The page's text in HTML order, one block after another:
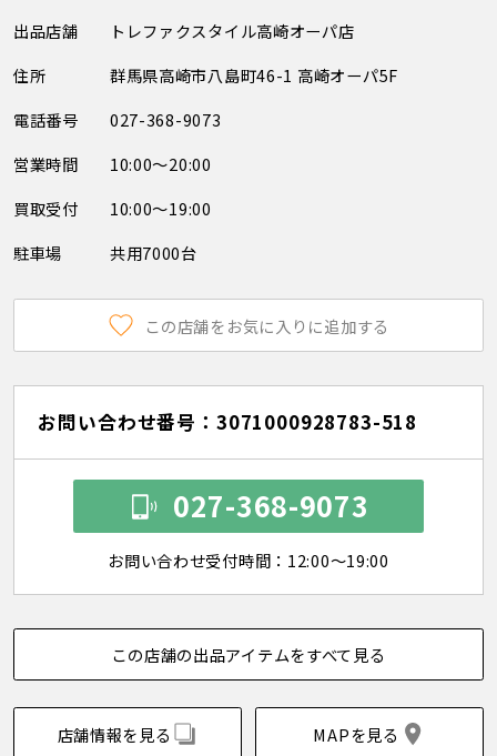
出品店舗
トレファクスタイル高崎オーパ店
住所
群馬県高崎市八島町46-1 高崎オーパ5F
電話番号
027-368-9073
営業時間
10:00～20:00
買取受付
10:00～19:00
駐車場
共用7000台
この店舗をお気に入りに追加する
お問い合わせ番号：3071000928783-518
027-368-9073
お問い合わせ受付時間：12:00～19:00
この店舗の出品アイテムをすべて見る
店舗情報を見る MAPを見る